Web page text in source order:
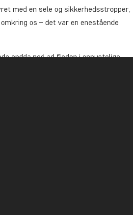
med en sele og sikkerhedsstropper,
os – det var en enestående
endda ned ad floden i oppustelige